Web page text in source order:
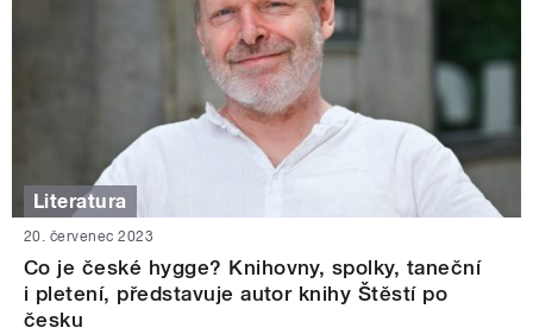
Literatura
20. červenec 2023
Co je české hygge? Knihovny, spolky, taneční
i pletení, představuje autor knihy Štěstí po
česku